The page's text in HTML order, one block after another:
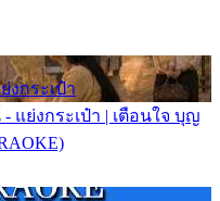
งกระเป๋า
แย่งกระเป๋า | เตือนใจ บุญ